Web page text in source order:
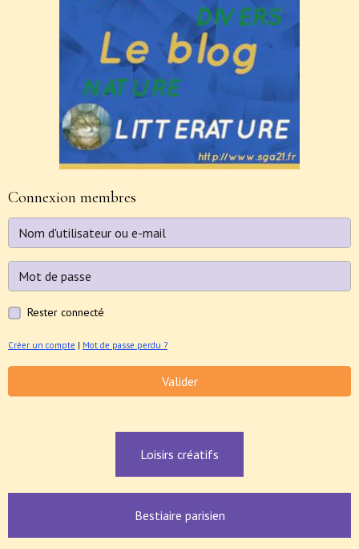
Connexion membres
Rester connecté
Créer un compte | Mot de passe perdu ?
Valider
Loisirs créatifs
Bestiaire parisien